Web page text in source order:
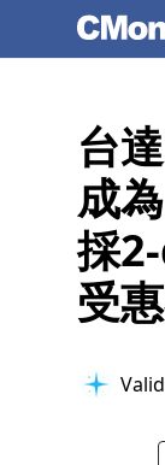
台
成
採
受